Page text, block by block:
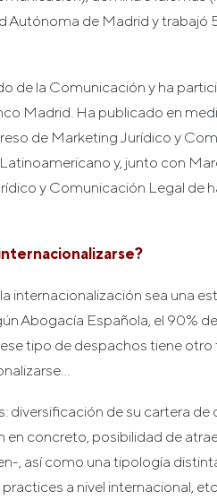
Autónoma de Madrid y trabajó
de la Comunicación y ha
Madrid. Ha publicado en
de Marketing Jurídico y
y, junto con
y Comunicación Legal de
internacionalización sea una
Abogacía Española, el 90%
tipo de despachos tiene
diversificación de su cartera de
concreto, posibilidad de
, así como una tipología
a nivel internacional,